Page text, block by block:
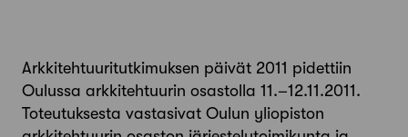
Arkkitehtuuritutkimuksen päivät 2011 pidettiin
Oulussa arkkitehtuurin osastolla 11.–12.11.2011.
Toteutuksesta vastasivat Oulun yliopiston